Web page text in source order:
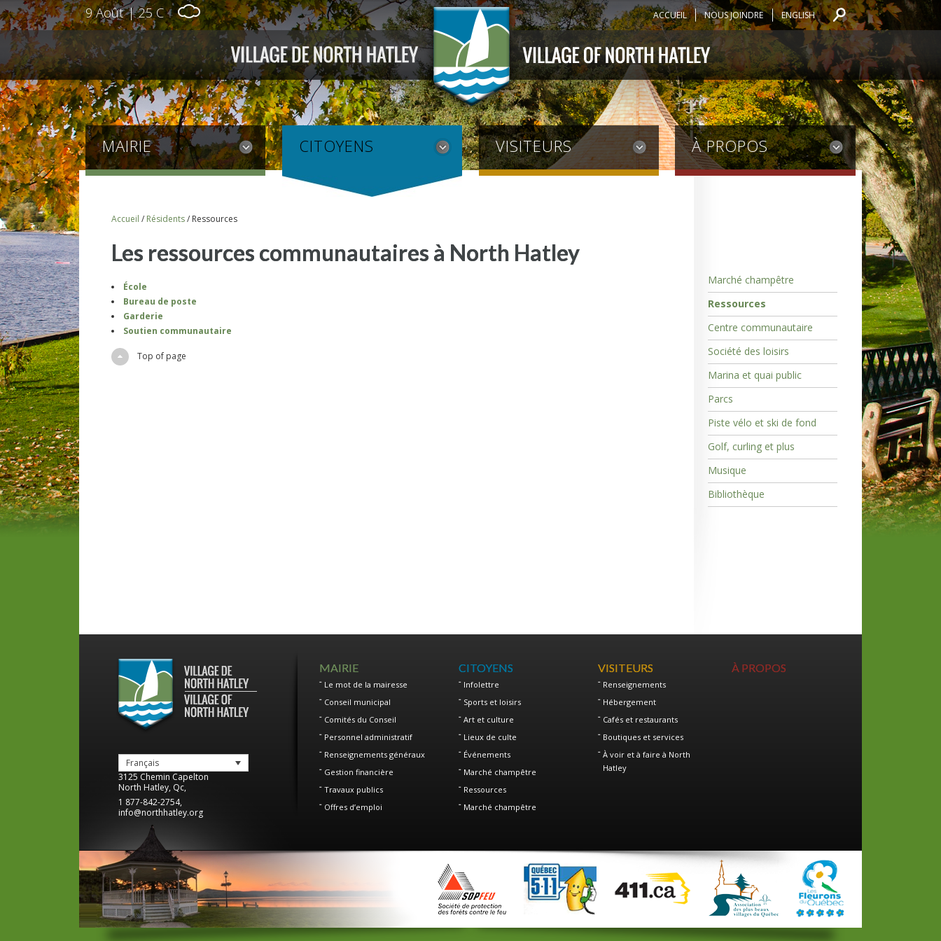
9 Août | 25 C ACCUEIL NOUS JOINDRE ENGLISH
MAIRIE CITOYENS VISITEURS À PROPOS
Accueil / Résidents/ Ressources
Les ressources communautaires à North Hatley
École
Bureau de poste
Garderie
Soutien communautaire
Top of page
Marché champêtre
Ressources
Centre communautaire
Société des loisirs
Marina et quai public
Parcs
Piste vélo et ski de fond
Golf, curling et plus
Musique
Bibliothèque
Français
3125 Chemin Capelton
North Hatley, Qc,
1 877-842-2754,
info@northhatley.org
MAIRIE
Le mot de la mairesse
Conseil municipal
Comités du Conseil
Personnel administratif
Renseignements généraux
Gestion financière
Travaux publics
Offres d’emploi
CITOYENS
Infolettre
Sports et loisirs
Art et culture
Lieux de culte
Événements
Marché champêtre
Ressources
Marché champêtre
VISITEURS
Renseignements
Hébergement
Cafés et restaurants
Boutiques et services
À voir et à faire à North
Hatley
À PROPOS